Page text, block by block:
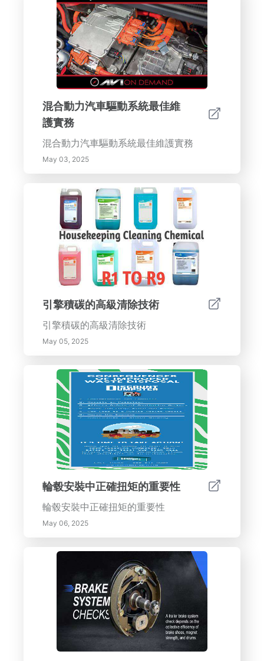
混合動力汽車驅動系統最佳維
護實務
混合動力汽車驅動系統最佳維護實務
May 03, 2025
引擎積碳的高級清除技術
引擎積碳的高級清除技術
May 05, 2025
輪毂安裝中正確扭矩的重要性
輪毂安裝中正確扭矩的重要性
May 06, 2025